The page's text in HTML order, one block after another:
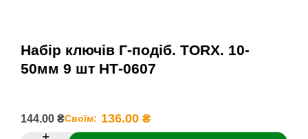
Набір ключів Г-подіб. TORX. 10-
50мм 9 шт НТ-0607
144.00 ₴Своїм: 136.00 ₴